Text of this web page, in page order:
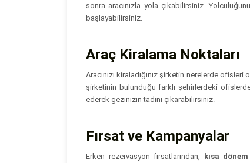
sonra aracınızla yola çıkabilirsiniz.
başlayabilirsiniz.
Araç Kiralama Noktaları
Aracınızı kiraladığınız şirketin nerelerde
şirketinin bulunduğu farklı şehirlerdeki
ederek gezinizin tadını çıkarabilirsiniz.
Fırsat ve Kampanyalar
Erken rezervasyon fırsatlarından, kısa